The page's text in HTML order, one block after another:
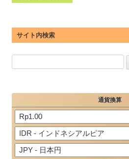
サイト内検索
索: